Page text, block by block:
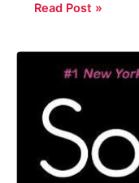
Read Post »
Kinsella:
I’ve
Got
Your
Number